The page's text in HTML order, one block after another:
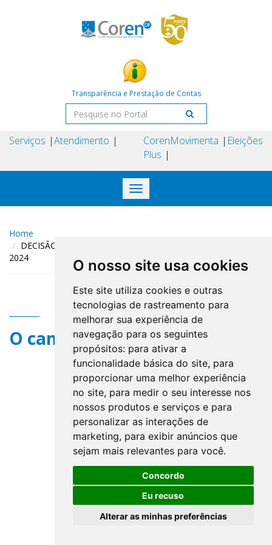
O nosso site usa cookies
Este site utiliza cookies e outras
tecnologias de rastreamento para
melhorar sua experiência de
navegação para os seguintes
propósitos: para ativar a
funcionalidade básica do site, para
proporcionar uma melhor experiência
no site, para medir o seu interesse nos
nossos produtos e serviços e para
personalizar as interações de
marketing, para exibir anúncios que
sejam mais relevantes para você.
Concordo
Eu recuso
Alterar as minhas preferências
Transparência e Prestação de Contas
Serviços Atendimento
Coren
Plus
Movimenta Eleições
Toggle
navigation
Home
DECISÃO COREN-DF N° 186 DE 13 DE SETEMBRO DE
2024
O campo title não existe.